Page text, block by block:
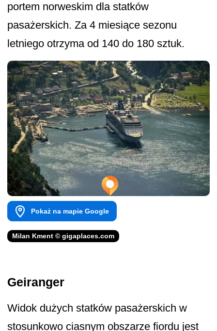
portem norweskim dla statków
pasażerskich. Za 4 miesiące sezonu
letniego otrzyma od 140 do 180 sztuk.
Pokaż na mapie Google
Milan Kment © gigaplaces.com
Geiranger
Widok dużych statków pasażerskich w
stosunkowo ciasnym obszarze fiordu jest